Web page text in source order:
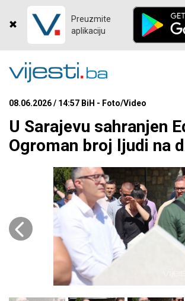
Preuzmite
aplikaciju
08.06.2026 / 14:57 BiH - Foto/Video
U Sarajevu sahranjen
Ogroman broj ljudi na